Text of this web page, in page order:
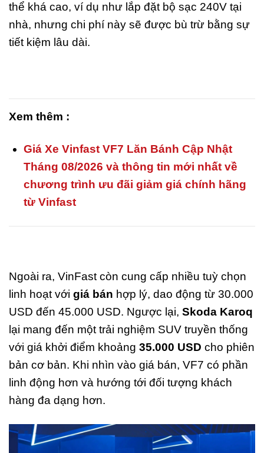
thể khá cao, ví dụ như lắp đặt bộ sạc 240V tại
nhà, nhưng chi phí này sẽ được bù trừ bằng sự
tiết kiệm lâu dài.
Xem thêm :
Giá Xe Vinfast VF7 Lăn Bánh Cập Nhật
Tháng 08/2026 và thông tin mới nhất về
chương trình ưu đãi giảm giá chính hãng
từ Vinfast
Ngoài ra, VinFast còn cung cấp nhiều tuỳ chọn
linh hoạt với giá bán hợp lý, dao động từ 30.000
USD đến 45.000 USD. Ngược lại, Skoda Karoq
lại mang đến một trải nghiệm SUV truyền thống
với giá khởi điểm khoảng 35.000 USD cho phiên
bản cơ bản. Khi nhìn vào giá bán, VF7 có phần
linh động hơn và hướng tới đối tượng khách
hàng đa dạng hơn.